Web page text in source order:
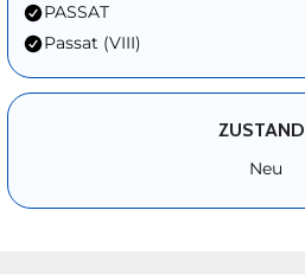
PASSAT
Passat (VIII)
ZUSTAND
Neu